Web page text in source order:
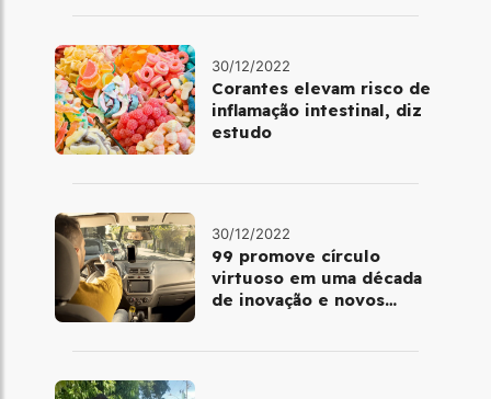
30/12/2022
Corantes elevam risco de
inflamação intestinal, diz
estudo
30/12/2022
99 promove círculo
virtuoso em uma década
de inovação e novos